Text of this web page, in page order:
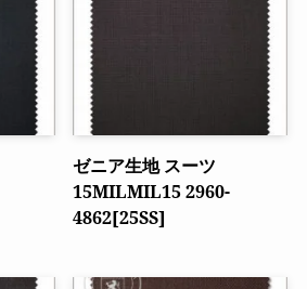
ゼニア生地 スーツ
15MILMIL15 2960-
4862[25SS]